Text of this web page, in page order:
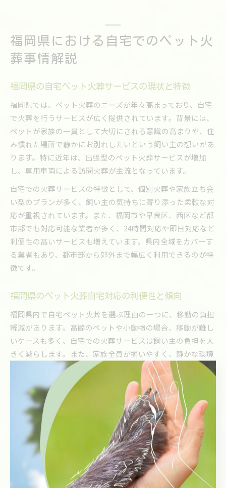
福岡県における自宅でのペット火
葬事情解説
福岡県の自宅ペット火葬サービスの現状と特徴
福岡県では、ペット火葬のニーズが年々高まっており、自宅
で火葬を行うサービスが広く提供されています。背景には、
ペットが家族の一員として大切にされる意識の高まりや、住
み慣れた場所で静かにお別れしたいという飼い主の想いがあ
ります。特に近年は、出張型のペット火葬サービスが増加
し、専用車両による訪問火葬が主流となっています。
自宅での火葬サービスの特徴として、個別火葬や家族立ち会
い型のプランが多く、飼い主の気持ちに寄り添った柔軟な対
応が重視されています。また、福岡市や早良区、西区など都
市部でも対応可能な業者が多く、24時間対応や即日対応など
利便性の高いサービスも増えています。県内全域をカバーす
る業者もあり、都市部から郊外まで幅広く利用できるのが特
徴です。
福岡県のペット火葬自宅対応の利便性と傾向
福岡県内で自宅ペット火葬を選ぶ理由の一つに、移動の負担
軽減があります。高齢のペットや小動物の場合、移動が難し
いケースも多く、自宅での火葬サービスは飼い主の負担を大
きく減らします。また、家族全員が揃いやすく、静かな環境
でお別れの時間を持てる点も好評です。
最近では、24時間対応や土日祝の受付を行う業者が増え、急
な依頼にも柔軟に応じる傾向が見られます。さらに、福岡市
東区や南区など地域ごとのニーズにも対応しているため、ア
クセスの良いサービス選びが可能です。こうした利便性の高
さが、県内で自宅ペット火葬サービスが広がる要因となって
います。
福岡県で広がる自宅ペット火葬の安心ポイント